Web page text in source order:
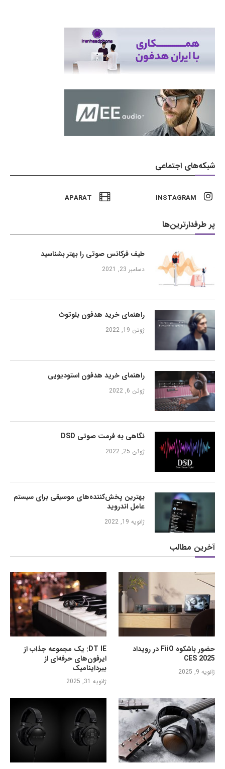
شبکه‌های اجتماعی
INSTAGRAM
APARAT
پر طرفدارترین‌ها
طیف فرکانس صوتی را بهتر بشناسید
دسامبر 23, 2021
راهنمای خرید هدفون بلوتوث
ژوئن 19, 2022
راهنمای خرید هدفون استودیویی
ژوئن 6, 2022
نگاهی به فرمت صوتی DSD
ژوئن 25, 2022
بهترین پخش‌کننده‌های موسیقی برای سیستم
عامل اندروید
ژانویه 19, 2022
آخرین مطالب
DT IE: یک مجموعه جذاب از
ایرفون‌های حرفه‌ای از
بیرداینامیک
ژانویه 31, 2025
حضور باشکوه FiiO در رویداد
CES 2025
ژانویه 9, 2025